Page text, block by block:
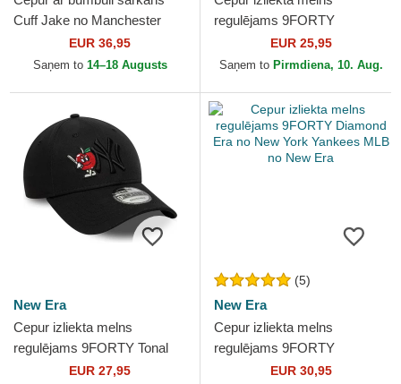
Cuff Jake no Manchester
United Football Club Premier
League no New Era
EUR 36,95
Saņem to 14–18 Augusts
regulējams 9FORTY
Essential no Manchester
United Football Club
EUR 25,95
Saņem to Pirmdiena, 10. Aug.
New Era
Cepur izliekta melns
regulējams 9FORTY Tonal
Icon no New York Yankees
EUR 27,95
(5)
New Era
Cepur izliekta melns
regulējams 9FORTY
Diamond Era no New York
EUR 30,95